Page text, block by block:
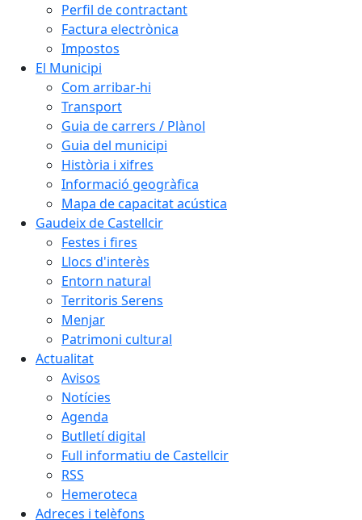
Perfil de contractant
Factura electrònica
Impostos
El Municipi
Com arribar-hi
Transport
Guia de carrers / Plànol
Guia del municipi
Història i xifres
Informació geogràfica
Mapa de capacitat acústica
Gaudeix de Castellcir
Festes i fires
Llocs d'interès
Entorn natural
Territoris Serens
Menjar
Patrimoni cultural
Actualitat
Avisos
Notícies
Agenda
Butlletí digital
Full informatiu de Castellcir
RSS
Hemeroteca
Adreces i telèfons